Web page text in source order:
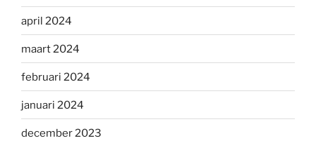
april 2024
maart 2024
februari 2024
januari 2024
december 2023